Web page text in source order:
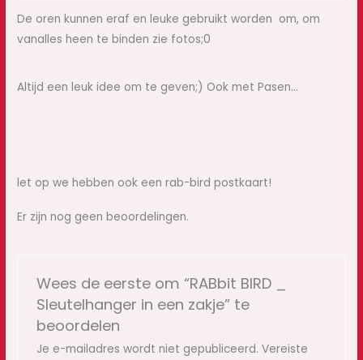
De oren kunnen eraf en leuke gebruikt worden om, om
vanalles heen te binden zie fotos;0
Altijd een leuk idee om te geven;) Ook met Pasen…
let op we hebben ook een rab-bird postkaart!
Er zijn nog geen beoordelingen.
Wees de eerste om “RABbit BIRD _
Sleutelhanger in een zakje” te
beoordelen
Je e-mailadres wordt niet gepubliceerd. Vereiste